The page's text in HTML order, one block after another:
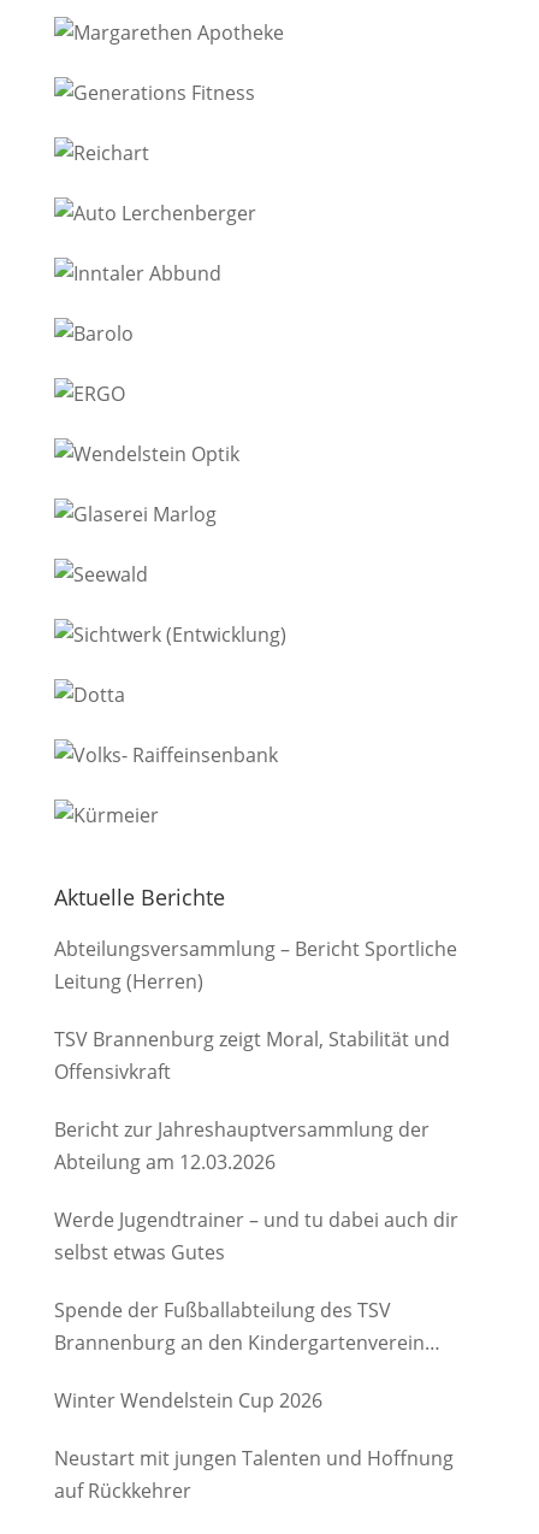
Aktuelle Berichte
Abteilungsversammlung – Bericht Sportliche
Leitung (Herren)
TSV Brannenburg zeigt Moral, Stabilität und
Offensivkraft
Bericht zur Jahreshauptversammlung der
Abteilung am 12.03.2026
Werde Jugendtrainer – und tu dabei auch dir
selbst etwas Gutes
Spende der Fußballabteilung des TSV
Brannenburg an den Kindergartenverein
Winter Wendelstein Cup 2026
Neustart mit jungen Talenten und Hoffnung
auf Rückkehrer